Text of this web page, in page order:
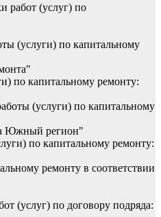
работ (услуг) по
(услуги) по капитальному
по капитальному ремонту:
(услуги) по капитальному
Южный регион"
по капитальному ремонту:
ремонту в соответствии
(услуг) по договору подряда: